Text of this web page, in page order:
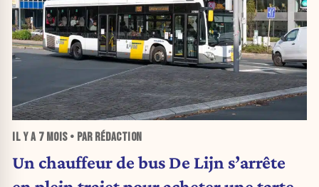
IL Y A 7 MOIS• PAR RÉDACTION
Un chauffeur de bus De Lijn s’arrête